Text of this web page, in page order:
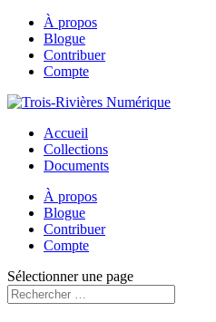
À propos
Blogue
Contribuer
Compte
Accueil
Collections
Documents
À propos
Blogue
Contribuer
Compte
Sélectionner une page